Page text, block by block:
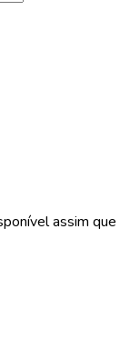
assim que